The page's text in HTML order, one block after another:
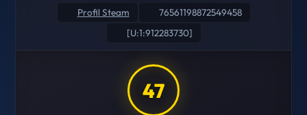
Profil Steam
76561198872549458
[U:1:912283730]
47